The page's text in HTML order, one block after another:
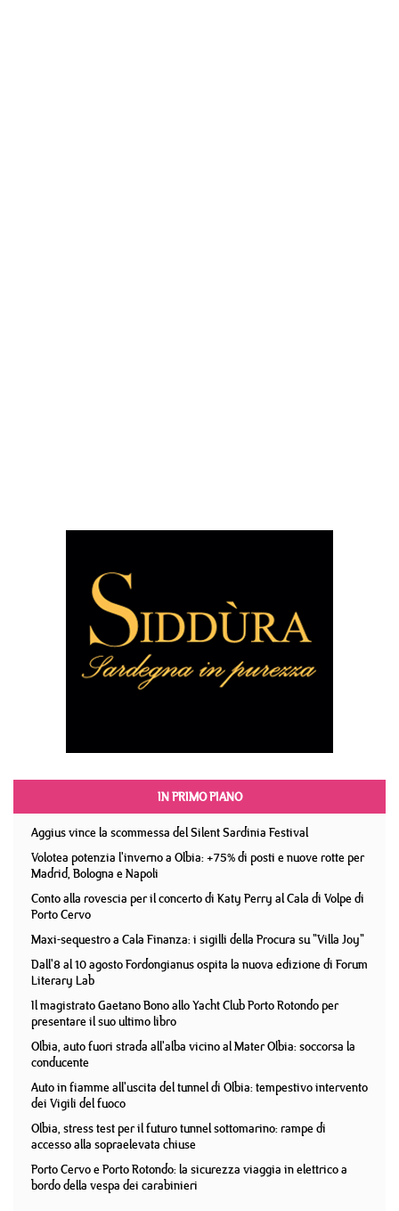
IN PRIMO PIANO
Aggius vince la scommessa del Silent Sardinia Festival
Volotea potenzia l'inverno a Olbia: +75% di posti e nuove rotte per
Madrid, Bologna e Napoli
Conto alla rovescia per il concerto di Katy Perry al Cala di Volpe di
Porto Cervo
Maxi-sequestro a Cala Finanza: i sigilli della Procura su "Villa Joy"
Dall'8 al 10 agosto Fordongianus ospita la nuova edizione di Forum
Literary Lab
Il magistrato Gaetano Bono allo Yacht Club Porto Rotondo per
presentare il suo ultimo libro
Olbia, auto fuori strada all'alba vicino al Mater Olbia: soccorsa la
conducente
Auto in fiamme all'uscita del tunnel di Olbia: tempestivo intervento
dei Vigili del fuoco
Olbia, stress test per il futuro tunnel sottomarino: rampe di
accesso alla sopraelevata chiuse
Porto Cervo e Porto Rotondo: la sicurezza viaggia in elettrico a
bordo della vespa dei carabinieri